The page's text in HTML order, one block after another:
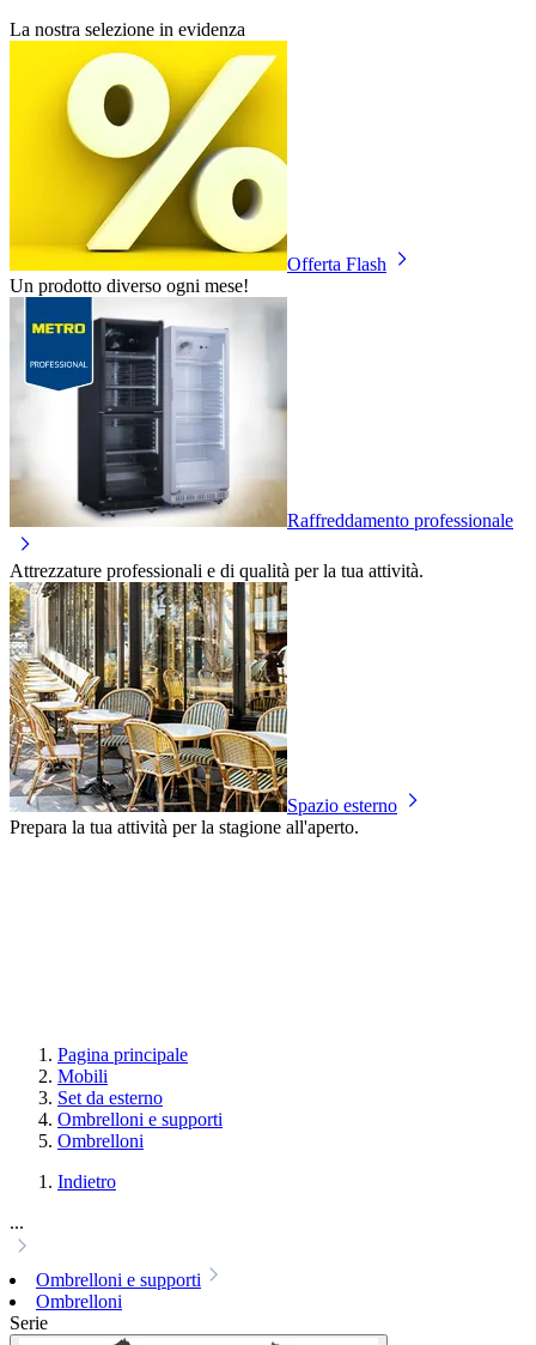
La nostra selezione in evidenza
Offerta Flash
Un prodotto diverso ogni mese!
Raffreddamento professionale
Attrezzature professionali e di qualità per la tua attività.
Spazio esterno
Prepara la tua attività per la stagione all'aperto.
Pagina principale
Mobili
Set da esterno
Ombrelloni e supporti
Ombrelloni
Indietro
...
Ombrelloni e supporti
Ombrelloni
Serie